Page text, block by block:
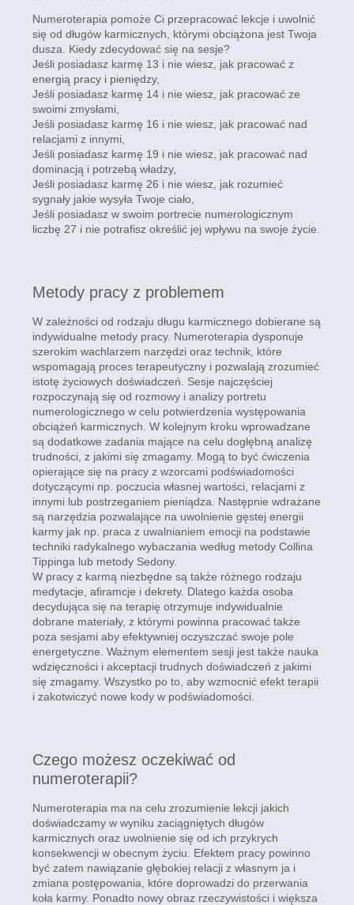
Numeroterapia pomoże Ci przepracować lekcje i uwolnić
się od długów karmicznych, którymi obciążona jest Twoja
dusza. Kiedy zdecydować się na sesje?
Jeśli posiadasz karmę 13 i nie wiesz, jak pracować z
energią pracy i pieniędzy,
Jeśli posiadasz karmę 14 i nie wiesz, jak pracować ze
swoimi zmysłami,
Jeśli posiadasz karmę 16 i nie wiesz, jak pracować nad
relacjami z innymi,
Jeśli posiadasz karmę 19 i nie wiesz, jak pracować nad
dominacją i potrzebą władzy,
Jeśli posiadasz karmę 26 i nie wiesz, jak rozumieć
sygnały jakie wysyła Twoje ciało,
Jeśli posiadasz w swoim portrecie numerologicznym
liczbę 27 i nie potrafisz określić jej wpływu na swoje życie.
Metody pracy z problemem
W zależności od rodzaju długu karmicznego dobierane są
indywidualne metody pracy. Numeroterapia dysponuje
szerokim wachlarzem narzędzi oraz technik, które
wspomagają proces terapeutyczny i pozwalają zrozumieć
istotę życiowych doświadczeń. Sesje najczęściej
rozpoczynają się od rozmowy i analizy portretu
numerologicznego w celu potwierdzenia występowania
obciążeń karmicznych. W kolejnym kroku wprowadzane
są dodatkowe zadania mające na celu dogłębną analizę
trudności, z jakimi się zmagamy. Mogą to być ćwiczenia
opierające się na pracy z wzorcami podświadomości
dotyczącymi np. poczucia własnej wartości, relacjami z
innymi lub postrzeganiem pieniądza. Następnie wdrażane
są narzędzia pozwalające na uwolnienie gęstej energii
karmy jak np. praca z uwalnianiem emocji na podstawie
techniki radykalnego wybaczania według metody Collina
Tippinga lub metody Sedony.
W pracy z karmą niezbędne są także różnego rodzaju
medytacje, afiramcje i dekrety. Dlatego każda osoba
decydująca się na terapię otrzymuje indywidualnie
dobrane materiały, z którymi powinna pracować także
poza sesjami aby efektywniej oczyszczać swoje pole
energetyczne. Ważnym elementem sesji jest także nauka
wdzięczności i akceptacji trudnych doświadczeń z jakimi
się zmagamy. Wszystko po to, aby wzmocnić efekt terapii
i zakotwiczyć nowe kody w podświadomości.
Czego możesz oczekiwać od
numeroterapii?
Numeroterapia ma na celu zrozumienie lekcji jakich
doświadczamy w wyniku zaciągniętych długów
karmicznych oraz uwolnienie się od ich przykrych
konsekwencji w obecnym życiu. Efektem pracy powinno
być zatem nawiązanie głębokiej relacji z własnym ja i
zmiana postępowania, które doprowadzi do przerwania
koła karmy. Ponadto nowy obraz rzeczywistości i większa